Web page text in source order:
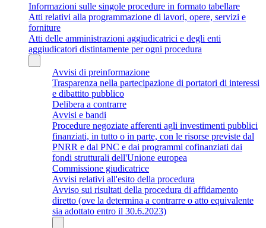
Informazioni sulle singole procedure in formato tabellare
Atti relativi alla programmazione di lavori, opere, servizi e
forniture
Atti delle amministrazioni aggiudicatrici e degli enti
aggiudicatori distintamente per ogni procedura
Avvisi di preinformazione
Trasparenza nella partecipazione di portatori di interessi
e dibattito pubblico
Delibera a contrarre
Avvisi e bandi
Procedure negoziate afferenti agli investimenti pubblici
finanziati, in tutto o in parte, con le risorse previste dal
PNRR e dal PNC e dai programmi cofinanziati dai
fondi strutturali dell'Unione europea
Commissione giudicatrice
Avvisi relativi all'esito della procedura
Avviso sui risultati della procedura di affidamento
diretto (ove la determina a contrarre o atto equivalente
sia adottato entro il 30.6.2023)